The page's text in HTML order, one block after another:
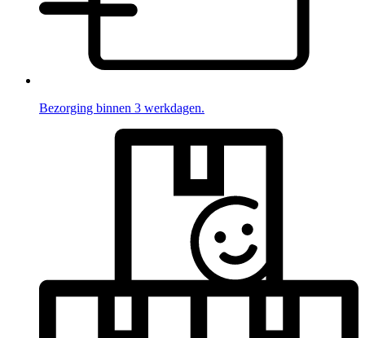
Bezorging binnen 3 werkdagen.